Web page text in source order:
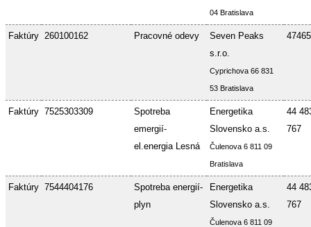
04 Bratislava
Faktúry 260100162 Pracovné odevy
Seven Peaks
s.r.o.
Cyprichova 66 831
53 Bratislava
Faktúry 7525303309
Spotreba
emergií-
el.energia Lesná
Energetika
Slovensko a.s.
Čulenova 6 811 09
Bratislava
44
767
Faktúry 7544404176
Spotreba energií-
plyn
Energetika
Slovensko a.s.
Čulenova 6 811 09
44
767